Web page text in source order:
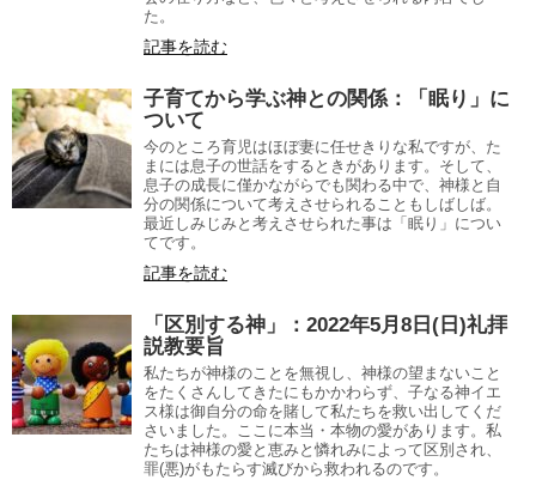
た。
記事を読む
子育てから学ぶ神との関係：「眠り」に
ついて
今のところ育児はほぼ妻に任せきりな私ですが、た
まには息子の世話をするときがあります。そして、
息子の成長に僅かながらでも関わる中で、神様と自
分の関係について考えさせられることもしばしば。
最近しみじみと考えさせられた事は「眠り」につい
てです。
記事を読む
「区別する神」：2022年5月8日(日)礼拝
説教要旨
私たちが神様のことを無視し、神様の望まないこと
をたくさんしてきたにもかかわらず、子なる神イエ
ス様は御自分の命を賭して私たちを救い出してくだ
さいました。ここに本当・本物の愛があります。私
たちは神様の愛と恵みと憐れみによって区別され、
罪(悪)がもたらす滅びから救われるのです。